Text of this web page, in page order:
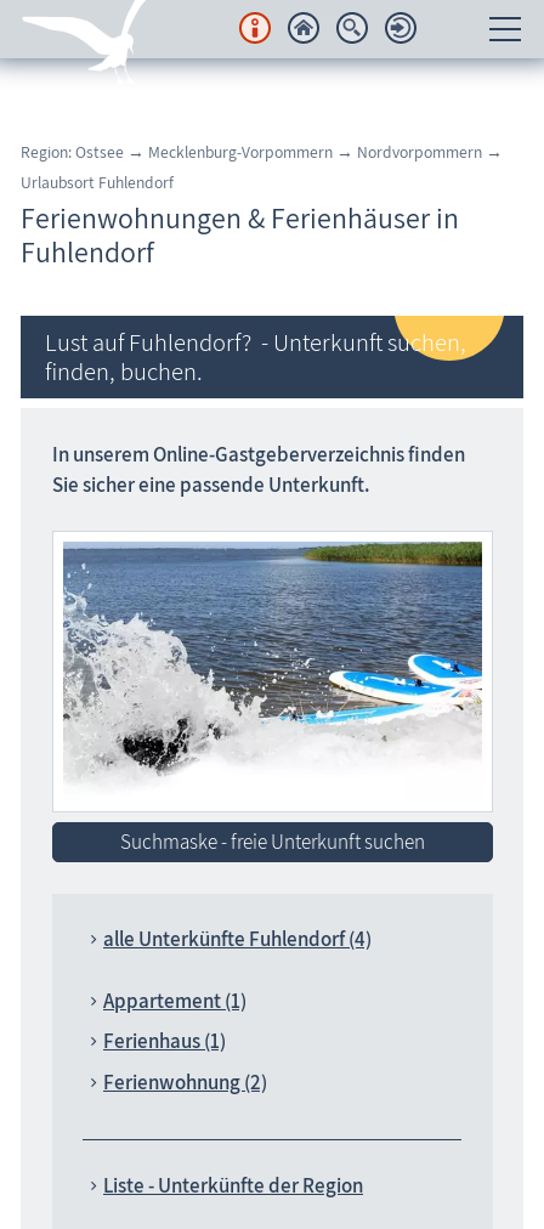
Regionales
Urlaubsorte
Freizeit
Wissenswertes
Veranstaltungen
Blog
Region: Ostsee → Mecklenburg-Vorpommern → Nordvorpommern →
Urlaubsort Fuhlendorf
Ferienwohnungen & Ferienhäuser in
Fuhlendorf
Lust auf Fuhlendorf? - Unterkunft suchen,
finden, buchen.
In unserem Online-Gastgeber­verzeichnisfinden
Sie sicher eine passende Unterkunft.
Suchmaske - freie Unterkunft suchen
alle Unterkünfte Fuhlendorf (4)
Appartement (1)
Ferienhaus (1)
Ferienwohnung (2)
Liste - Unterkünfte der Region